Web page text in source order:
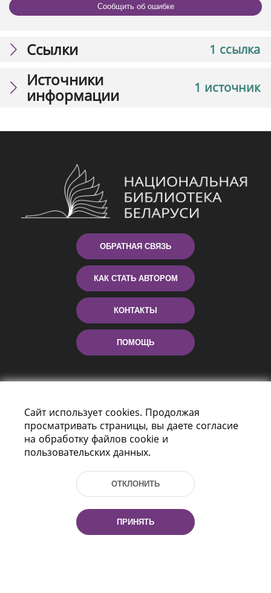
Сообщить об ошибке
1 ссылка
Ссылки
1 источник
Источники
информации
ОБРАТНАЯ СВЯЗЬ
КАК СТАТЬ АВТОРОМ
КОНТАКТЫ
ПОМОЩЬ
Пр-т Независимости 116
г. Минск, Республика Беларусь, 220114
Тел.: (+375 17) 368 37 37, Факс: (+375 17)
Эл. почта: inbox@nlb.by
Сайт использует cookies. Продолжая
просматривать страницы, вы даете согласие
на обработку файлов cookie и
пользовательских данных.
ОТКЛОНИТЬ
ПРИНЯТЬ